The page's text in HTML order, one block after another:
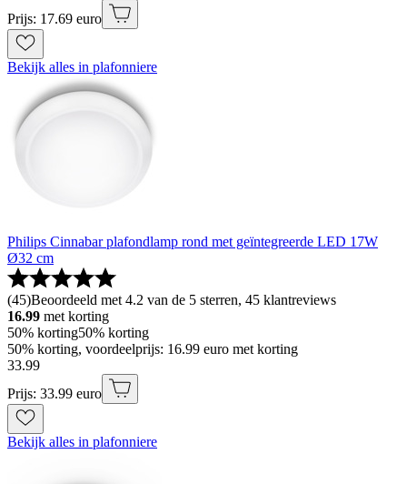
Prijs: 17.69 euro
Bekijk alles in plafonniere
Philips Cinnabar plafondlamp rond met geïntegreerde LED 17W
Ø32 cm
(45)Beoordeeld met 4.2 van de 5 sterren, 45 klantreviews
16.99 met korting
50% korting50% korting
50% korting, voordeelprijs: 16.99 euro met korting
33.99
Prijs: 33.99 euro
Bekijk alles in plafonniere